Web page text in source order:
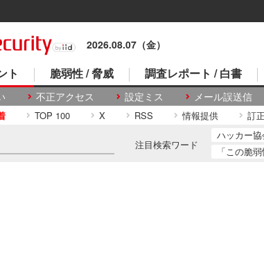
2026.08.07（金）
ト
不正アクセス 設定ミス メール誤送信
脆弱性 / 脅威 調査レポート / 白書
TOP 100 X RSS 情報提供 訂
注目検索ワード
ハッカー協
「この脆